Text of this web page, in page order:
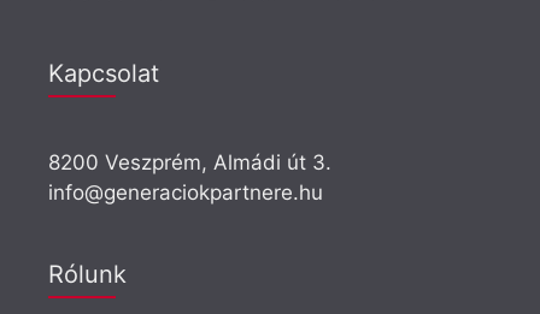
Kapcsolat
8200 Veszprém, Almádi út 3.
info@generaciokpartnere.hu
Rólunk